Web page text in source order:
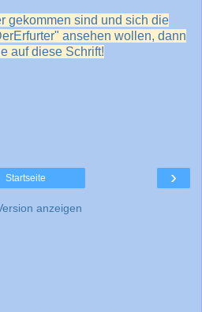
gekommen sind und sich die
ansehen wollen, dann
auf diese Schrift!
›
Startseite
anzeigen